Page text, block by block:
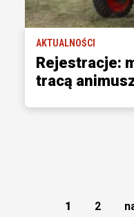
AKTUALNOŚCI
Rejestracje:
tracą
1 2